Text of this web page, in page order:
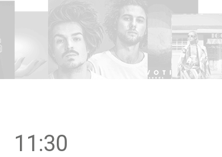
6+
11:30